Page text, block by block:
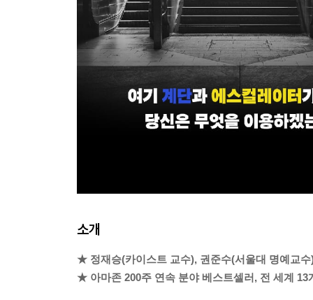
소개
★ 정재승(카이스트 교수), 권준수(서울대 명예교
★ 아마존 200주 연속 분야 베스트셀러, 전 세계 13